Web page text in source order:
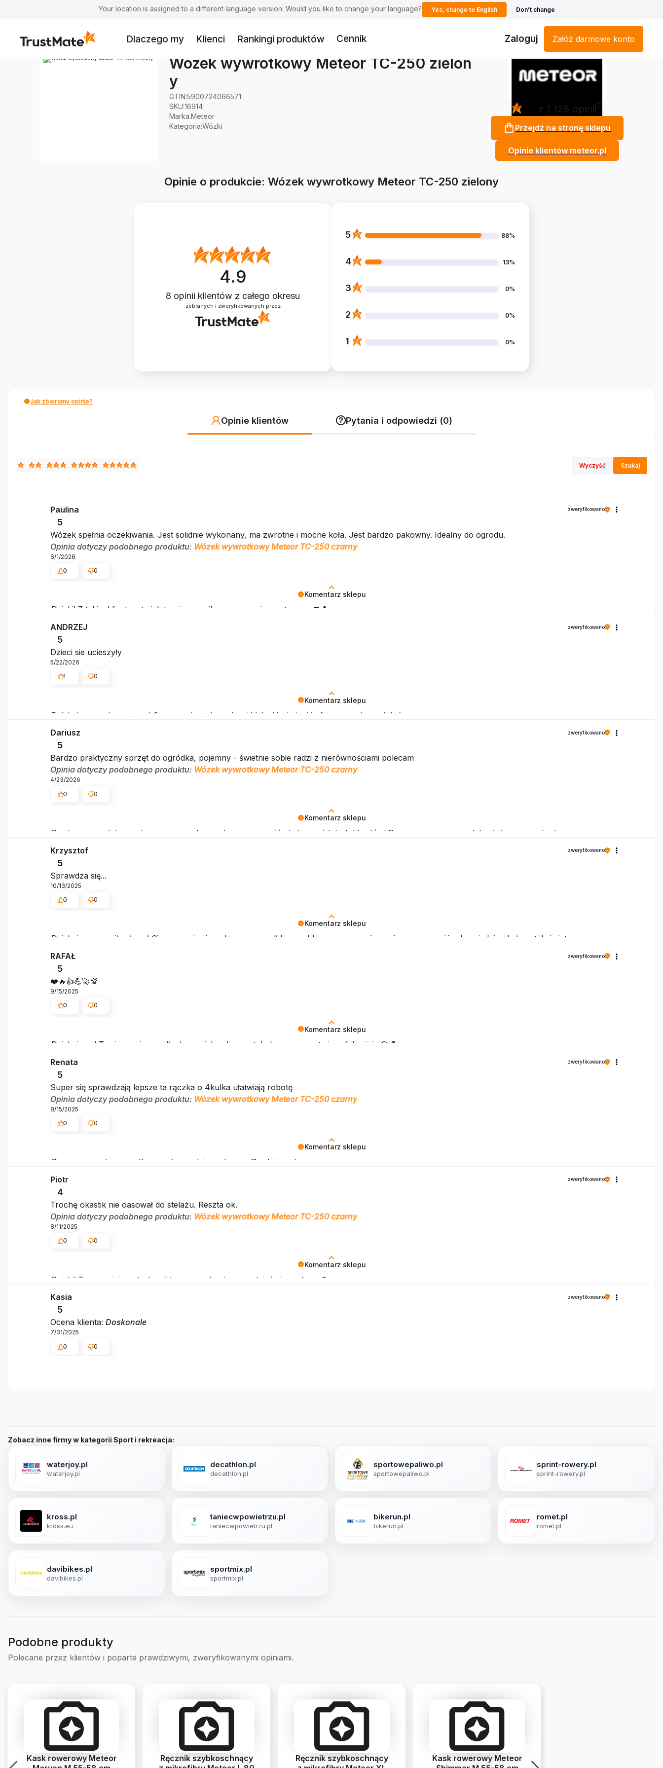
Your location is assigned to a different language version. Would you like to change your language? Yes, change to English Don't change
Dlaczego my Klienci Rankingi produktów Cennik Zaloguj Załóż darmowe konto
Wózek wywrotkowy Meteor TC-250 zielon
y
GTIN:5900724066571
SKU:16914
Marka:Meteor
Kategoria:Wózki
z 1 125 opinii ?
Przejdź na stronę sklepu
Opinie klientów meteor.pl
Opinie o produkcie: Wózek wywrotkowy Meteor TC-250 zielony
4.9
8 opinii klientów z całego okresu
zebranych i zweryfikowanych przez
5 88%
4 13%
3 0%
2 0%
1 0%
Jak zbieramy opinie?
Opinie klientów Pytania i odpowiedzi (0)
Wyczyść Szukaj
Komentarz sklepu
Dzięki! Z takim klientem to jak trening z najlepszym sparingpartnerem 🤝💪
Paulina zweryfikowano
5
Wózek spełnia oczekiwania. Jest solidnie wykonany, ma zwrotne i mocne koła. Jest bardzo pakowny. Idealny do ogrodu.
Opinia dotyczy podobnego produktu: Wózek wywrotkowy Meteor TC-250 czarny
6/1/2026
0
0
Komentarz sklepu
Dziękujemy za komentarz! Staramy się stale podnosić jakość obsługi i oferowanych produktów.
ANDRZEJ zweryfikowano
5
Dzieci sie ucieszyły
5/22/2026
1
0
Komentarz sklepu
Dziękujemy za tak pozytywną opinię - to czysta przyjemność obsługiwać takich klientów! Doceniamy czas i wysiłek włożony w podzielenie się z nami
Dariusz zweryfikowano
5
Bardzo praktyczny sprzęt do ogródka, pojemny - świetnie sobie radzi z nierównościami polecam
Opinia dotyczy podobnego produktu: Wózek wywrotkowy Meteor TC-250 czarny
4/23/2026
0
0
Komentarz sklepu
Dziękujemy za miłe słowa! Cieszymy się, że zakup przeszedł bezproblemowo, oraz, że możemy zapewnić odpowiednią obsługę tak świetnym
Krzysztof zweryfikowano
5
Sprawdza się...
10/13/2025
0
0
Komentarz sklepu
Dziękujemy! Twoja opinia wpadła do nas jak celny rzut do kosza – prosto i perfekcyjnie 🎯🏀
RAFAŁ zweryfikowano
5
❤️🔥👍️💪🚀💯
9/15/2025
0
0
Komentarz sklepu
Cieszymy się, że wszystko poszło zgodnie z planem. Dziękujemy!
Renata zweryfikowano
5
Super się sprawdzają lepsze ta rączka o 4kulka ułatwiają robotę
Opinia dotyczy podobnego produktu: Wózek wywrotkowy Meteor TC-250 czarny
8/15/2025
0
0
Komentarz sklepu
Dzięki! Twoja opinia jest jak solidny rozruch – bez niej dzień się nie liczy 💪
Piotr zweryfikowano
4
Trochę okastik nie oasował do stelażu. Reszta ok.
Opinia dotyczy podobnego produktu: Wózek wywrotkowy Meteor TC-250 czarny
8/11/2025
0
0
Kasia zweryfikowano
5
Ocena klienta: Doskonale
7/31/2025
0
0
Zobacz inne firmy w kategorii Sport i rekreacja:
waterjoy.pl
waterjoy.pl
decathlon.pl
decathlon.pl
sportowepaliwo.pl
sportowepaliwo.pl
sprint-rowery.pl
sprint-rowery.pl
kross.pl
kross.eu
taniecwpowietrzu.pl
taniecwpowietrzu.pl
bikerun.pl
bikerun.pl
romet.pl
romet.pl
davibikes.pl
davibikes.pl
sportmix.pl
sportmix.pl
Podobne produkty
Polecane przez klientów i poparte prawdziwymi, zweryfikowanymi opiniami.
Kask rowerowy Meteor
Ręcznik szybkoschnący
Ręcznik szybkoschnący
Kask rowerowy Meteor